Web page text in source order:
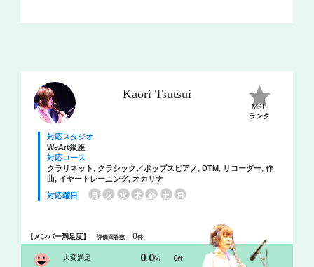
Kaori Tsutsui
MSL
ランク
対応スタジオ
WeArt銀座
対応コース
クラリネット, クラシック／ポップスピアノ, DTM, リコーダー, 作
曲, イヤートレーニング, オカリナ
対応曜日
月 火 水 木 金 土 日
【メンバー満足度】評価回答数 0件
大変満足 0.0% 0件